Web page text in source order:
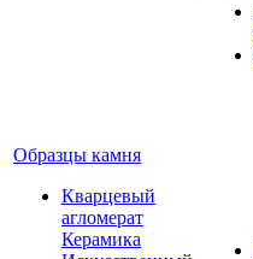
Образцы камня
Кварцевый
агломерат
Керамика